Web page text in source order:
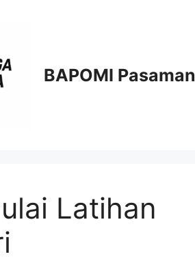
BAPOMI Pasaman
Latihan